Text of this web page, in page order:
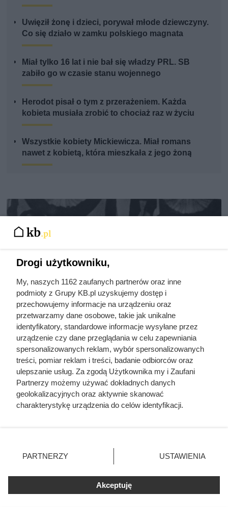
Uwięził żonę i dzieci, porywał młode dziewczyny.
Co się działo w zamku polskiego magnata
Miał tylko 16 lat i nie bał się władzy PRL. SB
zabiło go w czasie stanu wojennego
Herodot pisał o tym z przerażeniem. Każda
kobieta musiała zrobić to chociaż raz w życiu
Wszystkie kobiety Mickiewicza. Miał romans
nawet z kobietą, która mieszkała z jego żoną
Doprowadził do śmierci większej
liczby ludzi niż Hitler i Stalin
razem wzięci. Mimo to czczą go
jako bohatera
Drogi użytkowniku,
My, naszych 1162 zaufanych partnerów oraz inne
podmioty z Grupy KB.pl uzyskujemy dostęp i
przechowujemy informacje na urządzeniu oraz
przetwarzamy dane osobowe, takie jak unikalne
identyfikatory, standardowe informacje wysyłane przez
urządzenie czy dane przeglądania w celu zapewniania
spersonalizowanych reklam, wybór spersonalizowanych
treści, pomiar reklam i treści, badanie odbiorców oraz
ulepszanie usług. Za zgodą Użytkownika my i Zaufani
Partnerzy możemy używać dokładnych danych
geolokalizacyjnych oraz aktywnie skanować
charakterystykę urządzenia do celów identyfikacji.
zmienić/wycofać klikając przycisk ustawień prywatności
znajdujący się w lewym dolnym rogu strony. Niektóre
użytkownika, ale masz prawo sprzeciwić się takiemu
przetwarzaniu. Preferencje będą miały zastosowania tylko
PARTNERZY USTAWIENIA
Akceptuję